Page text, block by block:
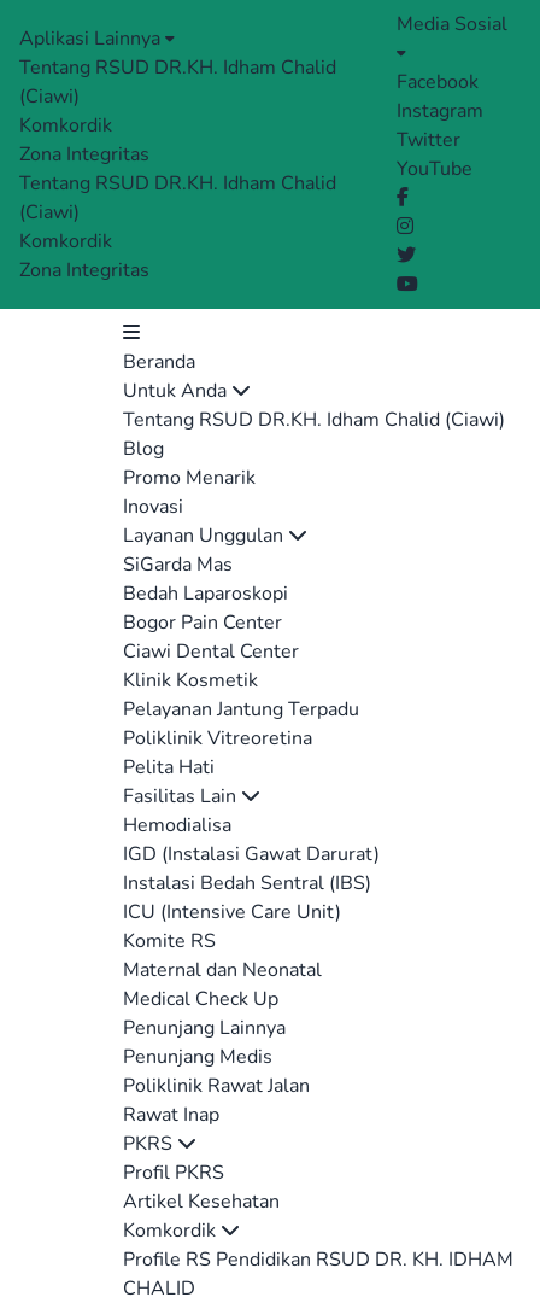
Aplikasi Lainnya
Tentang RSUD DR.KH. Idham Chalid
(Ciawi)
Komkordik
Zona Integritas
Tentang RSUD DR.KH. Idham Chalid
(Ciawi)
Komkordik
Zona Integritas
Media Sosial
Facebook
Instagram
Twitter
YouTube
Beranda
Untuk Anda
Tentang RSUD DR.KH. Idham Chalid (Ciawi)
Blog
Promo Menarik
Inovasi
Layanan Unggulan
SiGarda Mas
Bedah Laparoskopi
Bogor Pain Center
Ciawi Dental Center
Klinik Kosmetik
Pelayanan Jantung Terpadu
Poliklinik Vitreoretina
Pelita Hati
Fasilitas Lain
Hemodialisa
IGD (Instalasi Gawat Darurat)
Instalasi Bedah Sentral (IBS)
ICU (Intensive Care Unit)
Komite RS
Maternal dan Neonatal
Medical Check Up
Penunjang Lainnya
Penunjang Medis
Poliklinik Rawat Jalan
Rawat Inap
PKRS
Profil PKRS
Artikel Kesehatan
Komkordik
Profile RS Pendidikan RSUD DR. KH. IDHAM
CHALID